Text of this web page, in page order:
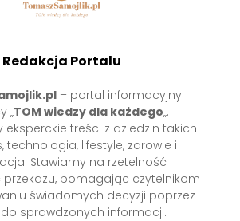
Redakcja Portalu
– portal informacyjny
„TOM wiedzy dla każdego„.
eksperckie treści z dziedzin takich
technologia, lifestyle, zdrowie i
Stawiamy na rzetelność i
pomagając czytelnikom
świadomych decyzji poprzez
sprawdzonych informacji.